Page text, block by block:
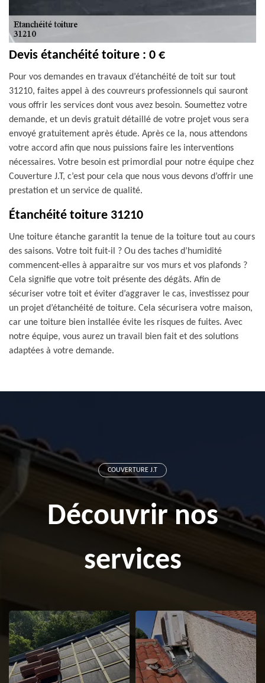
Devis étanchéité toiture : 0 €
Pour vos demandes en travaux d’étanchéité de toit sur tout
31210, faites appel à des couvreurs professionnels qui sauront
vous offrir les services dont vous avez besoin. Soumettez votre
demande, et un devis gratuit détaillé de votre projet vous sera
envoyé gratuitement après étude. Après ce la, nous attendons
votre accord afin que nous puissions faire les interventions
nécessaires. Votre besoin est primordial pour notre équipe chez
Couverture J.T, c’est pour cela que nous vous devons d’offrir une
prestation et un service de qualité.
Étanchéité toiture 31210
Une toiture étanche garantit la tenue de la toiture tout au cours
des saisons. Votre toit fuit-il ? Ou des taches d’humidité
commencent-elles à apparaitre sur vos murs et vos plafonds ?
Cela signifie que votre toit présente des dégâts. Afin de
sécuriser votre toit et éviter d’aggraver le cas, investissez pour
un projet d’étanchéité de toiture. Cela sécurisera votre maison,
car une toiture bien installée évite les risques de fuites. Avec
notre équipe, vous aurez un travail bien fait et des solutions
adaptées à votre demande.
COUVERTURE J.T
Découvrir nos
services